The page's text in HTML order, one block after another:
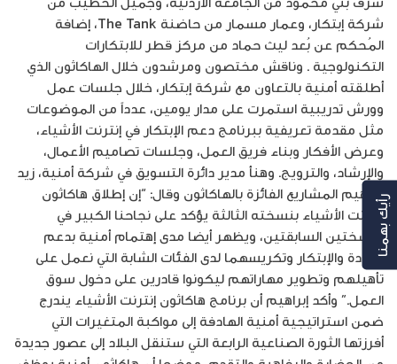
شركة إبتكار، وعمار مسمار من حاضنة The Tank، إضافة
المُحكم عن بُعد ليث حماد من مركز قطر للابتكارات
التكنولوجية . وناقش مختصون ومرشدون خلال الهاكاثون الذي
أطلقته أمنية بالتعاون مع شركة إبتكار، خلال جلسات عمل
وورش تدريبية استمرت على مدار يومين، عدداً من الموضوعات
مثل مقدمة تعريفية ببرنامج دعم الإبتكار في إنترنت الأشياء،
وعرض الأفكار وبناء فريق العمل، وجلسات تصاميم الأعمال،
والإرشاد، والترويج. وهنأ مدير دائرة التسويق في شركة أمنية، زيد
إبراهيم المشاريع الفائزة بالهاكاثون وقال: “إن إطلاق هاكاثون
إنترنت الأشياء بنسخته الثالثة يؤكد على نجاحنا الكبير في
النسختين السابقتين، ويظهر أيضا مدى إهتمام أمنية بدعم
الريادة والإبتكار وتكريسهما لدى الفئات الشابة التي نعمل على
تأهيلهم وتطوير مهاراتهم ليكونوا قادرين على دخول سوق
العمل.” وأكد إبراهيم أن برنامج هاكاثون إنترنت الأشياء يندرج
ضمن استراتيجية أمنية الهادفة إلى مواكبة المتغيرات التي
أفرزتها الثورة الصناعية الرابعة التي ستنقل البلاد إلى عصور جديدة
رأيك بهمنا